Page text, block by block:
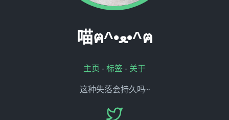
喵ฅ^•ﻌ•^ฅ
主页 - 标签 - 关于
这种失落会持久吗~